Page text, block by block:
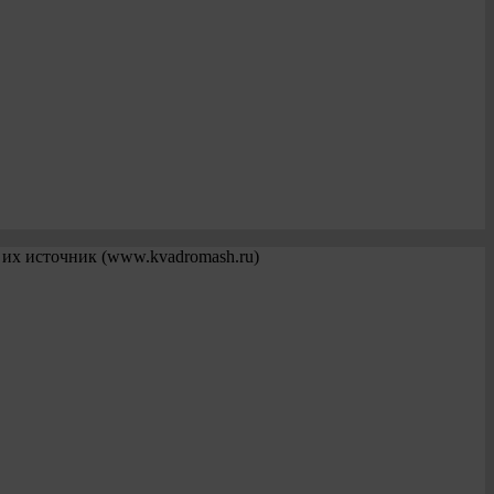
источник (www.kvadromash.ru)